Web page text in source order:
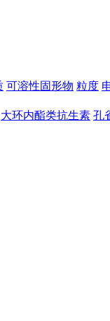
可溶性固形物 粒度
大环内酯类抗生素 孔